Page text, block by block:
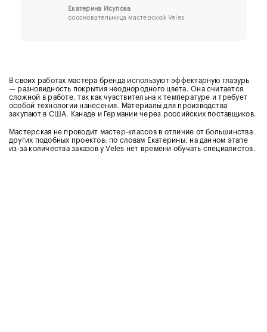
Екатерина Исупова
соосновательница мастерской Veles
В своих работах мастера бренда используют эффектарную глазурь
— разновидность покрытия неоднородного цвета. Она считается
сложной в работе, так как чувствительна к температуре и требует
особой технологии нанесения. Материалы для производства
закупают в США, Канаде и Германии через российских поставщиков.
Мастерская не проводит мастер-классов в отличие от большинства
других подобных проектов: по словам Екатерины, на данном этапе
из-за количества заказов у Veles нет времени обучать специалистов.